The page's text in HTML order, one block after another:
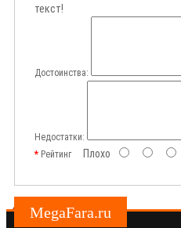
текст!
Достоинства:
Недостатки:
РейтингПлохо
MegaFara.ru